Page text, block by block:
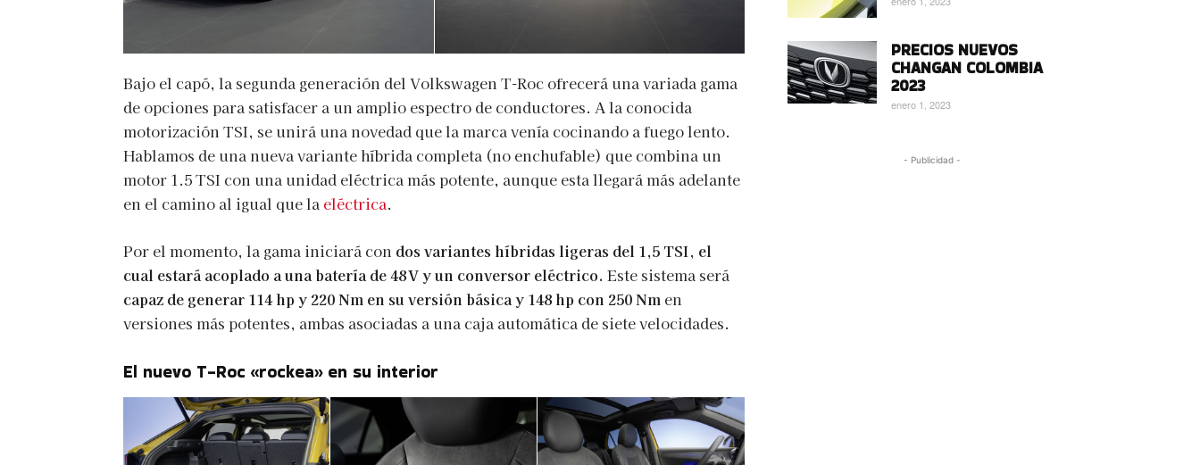
Bajo el capó, la segunda generación del Volkswagen T-Roc ofrecerá una variada gama
de opciones para satisfacer a un amplio espectro de conductores. A la conocida
motorización TSI, se unirá una novedad que la marca venía cocinando a fuego lento.
Hablamos de una nueva variante híbrida completa (no enchufable) que combina un
motor 1.5 TSI con una unidad eléctrica más potente, aunque esta llegará más adelante
en el camino al igual que la eléctrica.
Por el momento, la gama iniciará con dos variantes híbridas ligeras del 1,5 TSI, el
cual estará acoplado a una batería de 48 V y un conversor eléctrico. Este sistema será
capaz de generar 114 hp y 220 Nm en su versión básica y 148 hp con 250 Nm en
versiones más potentes, ambas asociadas a una caja automática de siete velocidades.
El nuevo T-Roc «rockea» en su interior
PRECIOS NUEVOS
CHANGAN COLOMBIA
2023
enero 1, 2023
- Publicidad -